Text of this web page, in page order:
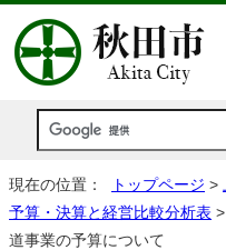
現在の位置： トップページ >
予算・決算と経営比較分析表 >
道事業の予算について